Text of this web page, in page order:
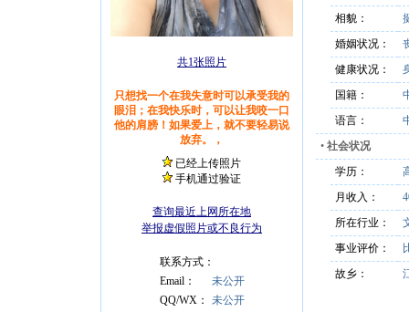
共1张照片
只想找一个在我失意时可以承受我的
眼泪；在我快乐时，可以让我咬一口
他的肩膀！如果爱上，就不要轻易说
放弃。，
已经上传照片
手机通过验证
查询最近上网所在地
举报虚假照片或不良行为
联系方式：
Email：
未公开
QQ/WX：
未公开
相貌：
婚姻状况：
健康状况：
国籍：
语言：
• 社会状况
学历：
月收入：
所在行业：
事业评价：
故乡：